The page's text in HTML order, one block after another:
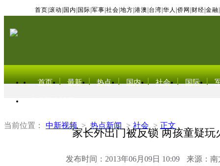
首页 滚动 国内 国际 军事 社会 地方 港澳 台湾 华人 侨网 财经 金融
首页 最新 热点 国内 社会 国际
当前位置： 中新视频 > 热点新闻 > 社会 > 正文
家长外出门被反锁 两孩童疑玩
发布时间：2013年06月09日 10:09 来源：南